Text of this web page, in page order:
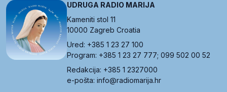
UDRUGA RADIO MARIJA
Kameniti stol 11
10000 Zagreb Croatia
Ured: +385 1 23 27 100
Program: +385 1 23 27 777; 099 502 00 52
Redakcija: +385 1 2327000
e-pošta: info@radiomarija.hr